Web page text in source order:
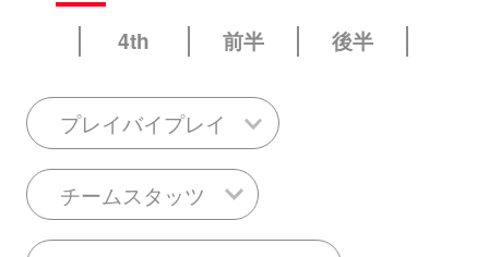
4th
前半 後半
プレイバイプレイ
チームスタッツ